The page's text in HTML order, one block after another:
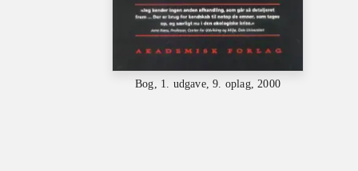
Bog, 1. udgave, 9. oplag, 2000